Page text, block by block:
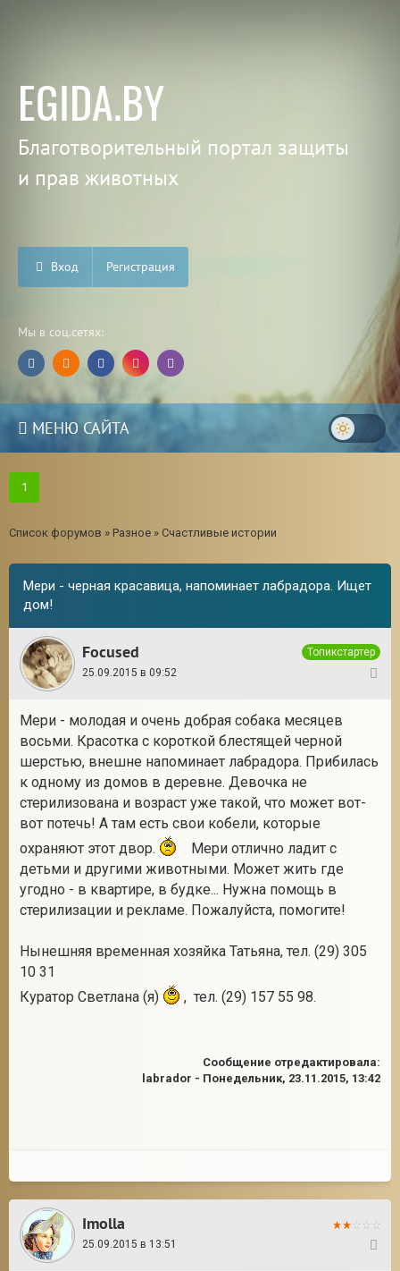
EGIDA.BY
Благотворительный портал защиты
и прав животных
Вход Регистрация
Мы в соц.сетях:
МЕНЮ САЙТА
1
Список форумов » Разное » Счастливые истории
Мери - черная красавица, напоминает лабрадора. Ищет
дом!
Focused
Топикстартер
25.09.2015 в 09:52
Мери - молодая и очень добрая собака месяцев
восьми. Красотка с короткой блестящей черной
шерстью, внешне напоминает лабрадора. Прибилась
к одному из домов в деревне. Девочка не
стерилизована и возраст уже такой, что может вот-
вот потечь! А там есть свои кобели, которые
охраняют этот двор.
Мери отлично ладит с
детьми и другими животными. Может жить где
угодно - в квартире, в будке... Нужна помощь в
стерилизации и рекламе. Пожалуйста, помогите!
Нынешняя временная хозяйка Татьяна, тел. (29) 305
10 31
Куратор Светлана (я)
, тел. (29) 157 55 98.
Сообщение отредактировала:
labrador - Понедельник, 23.11.2015, 13:42
Imolla
25.09.2015 в 13:51